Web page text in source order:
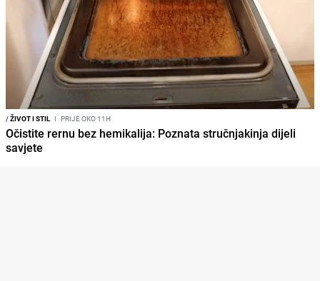
/ŽIVOT I STIL I PRIJE OKO 11H
Očistite rernu bez hemikalija: Poznata stručnjakinja dijeli
savjete